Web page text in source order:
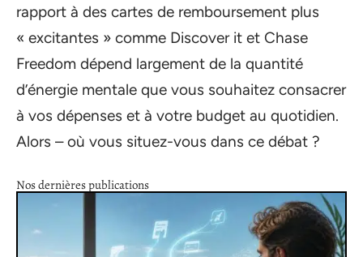
rapport à des cartes de remboursement plus
« excitantes » comme Discover it et Chase
Freedom dépend largement de la quantité
d’énergie mentale que vous souhaitez consacrer
à vos dépenses et à votre budget au quotidien.
Alors – où vous situez-vous dans ce débat ?
Nos dernières publications